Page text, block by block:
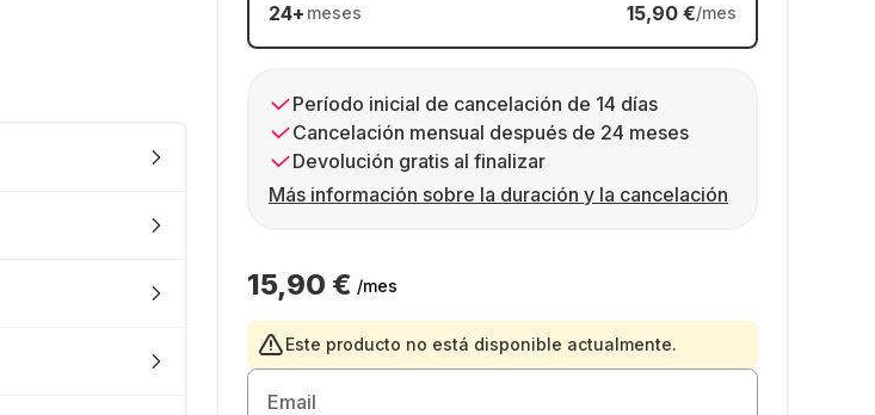
24+ meses 15,90 €/mes
Período inicial de cancelación de 14 días
Cancelación mensual después de 24 meses
Devolución gratis al finalizar
Más información sobre la duración y la cancelación
15,90 € /mes
Este producto no está disponible actualmente.
Email